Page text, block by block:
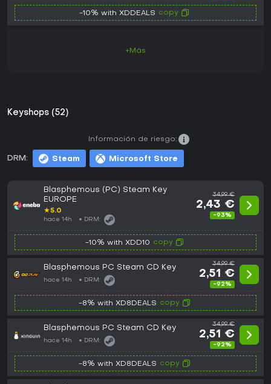
-10% with XDDEALS copy
+Más
Keyshops (52)
DRM: Steam Microsoft Store
Información de riesgo:
Blasphemous (PC) Steam Key
EUROPE
★5.0
hace 14h DRM:
34,99 €
2,43 €
-93%
-10% with XDD10 copy
Blasphemous PC Steam CD Key
hace 14h DRM:
34,99 €
2,51 €
-92%
-8% with XD8DEALS copy
Blasphemous PC Steam CD Key
hace 14h DRM:
34,99 €
2,51 €
-92%
-8% with XD8DEALS copy